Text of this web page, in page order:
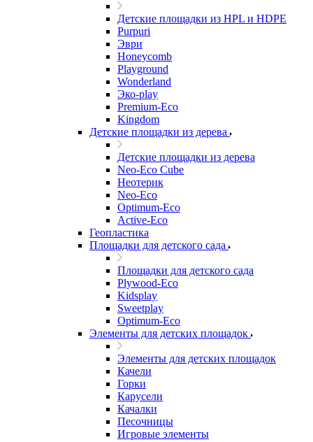
Детские площадки из HPL и HDPE
Purpuri
Эври
Honeycomb
Playground
Wonderland
Эко-play
Premium-Eco
Kingdom
Детские площадки из дерева
Детские площадки из дерева
Neo-Eco Cube
Неотерик
Neo-Eco
Оptimum-Еco
Active-Eco
Геопластика
Площадки для детского сада
Площадки для детского сада
Plywood-Eco
Kidsplay
Sweetplay
Оptimum-Еco
Элементы для детских площадок
Элементы для детских площадок
Качели
Горки
Карусели
Качалки
Песочницы
Игровые элементы